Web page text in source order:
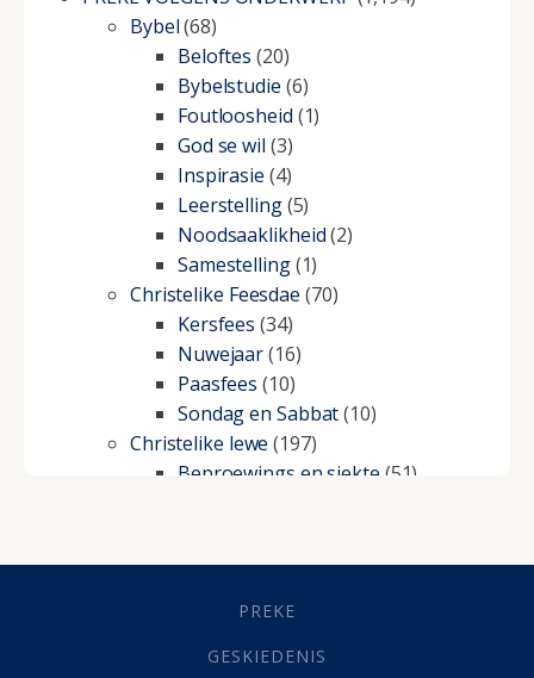
Bybel(68)
Beloftes (20)
Bybelstudie (6)
Foutloosheid (1)
God se wil (3)
Inspirasie (4)
Leerstelling(5)
Noodsaaklikheid(2)
Samestelling(1)
Christelike Feesdae (70)
Kersfees (34)
Nuwejaar(16)
Paasfees (10)
Sondag en Sabbat(10)
Christelike lewe (197)
Beproewings en siekte (51)
Geestelike Groei(10)
(21)
Grys Areas(4)
PREKE
GESKIEDENIS